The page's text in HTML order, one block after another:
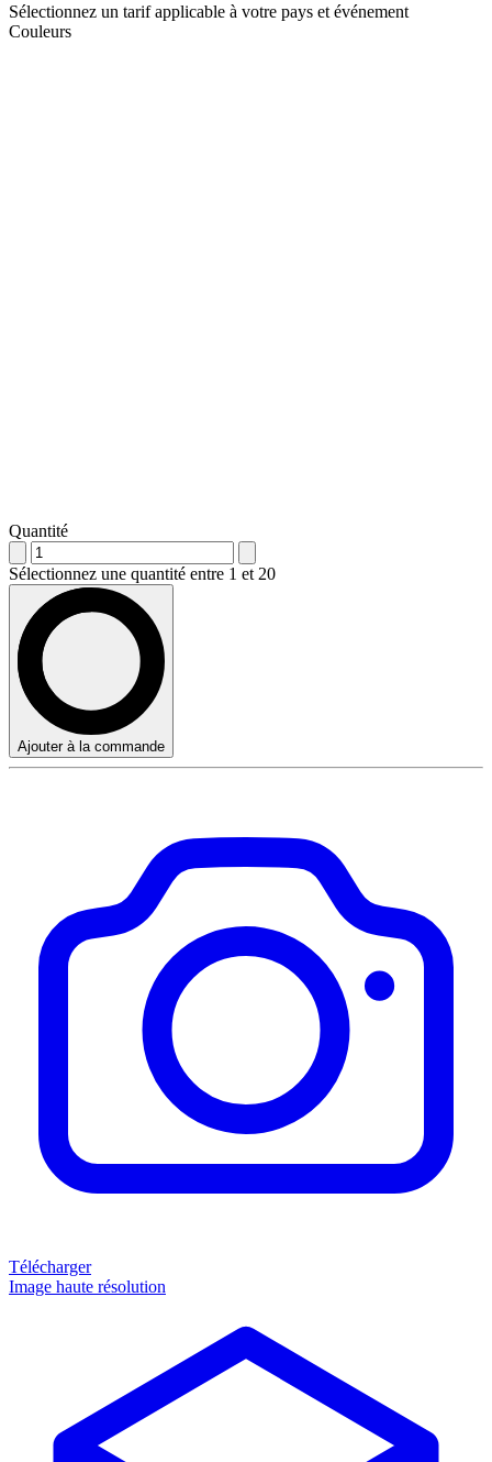
Sélectionnez un tarif applicable à votre pays et événement
Couleurs
Quantité
Sélectionnez une quantité entre 1 et 20
Ajouter à la commande
Télécharger
Image haute résolution